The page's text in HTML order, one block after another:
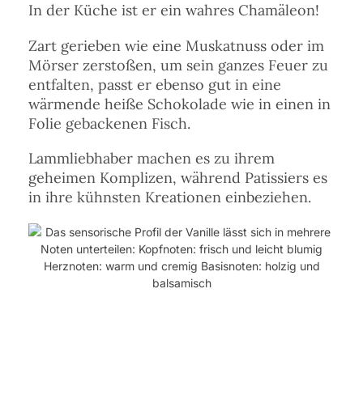
In der Küche ist er ein wahres Chamäleon!
Zart gerieben wie eine Muskatnuss oder im
Mörser zerstoßen, um sein ganzes Feuer zu
entfalten, passt er ebenso gut in eine
wärmende heiße Schokolade wie in einen in
Folie gebackenen Fisch.
Lammliebhaber machen es zu ihrem
geheimen Komplizen, während Patissiers es
in ihre kühnsten Kreationen einbeziehen.